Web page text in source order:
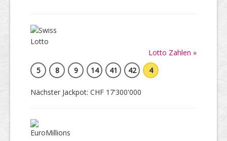
Lotto Zahlen »
5
8 9 14 41 42 4
Nächster Jackpot: CHF 17'300'000